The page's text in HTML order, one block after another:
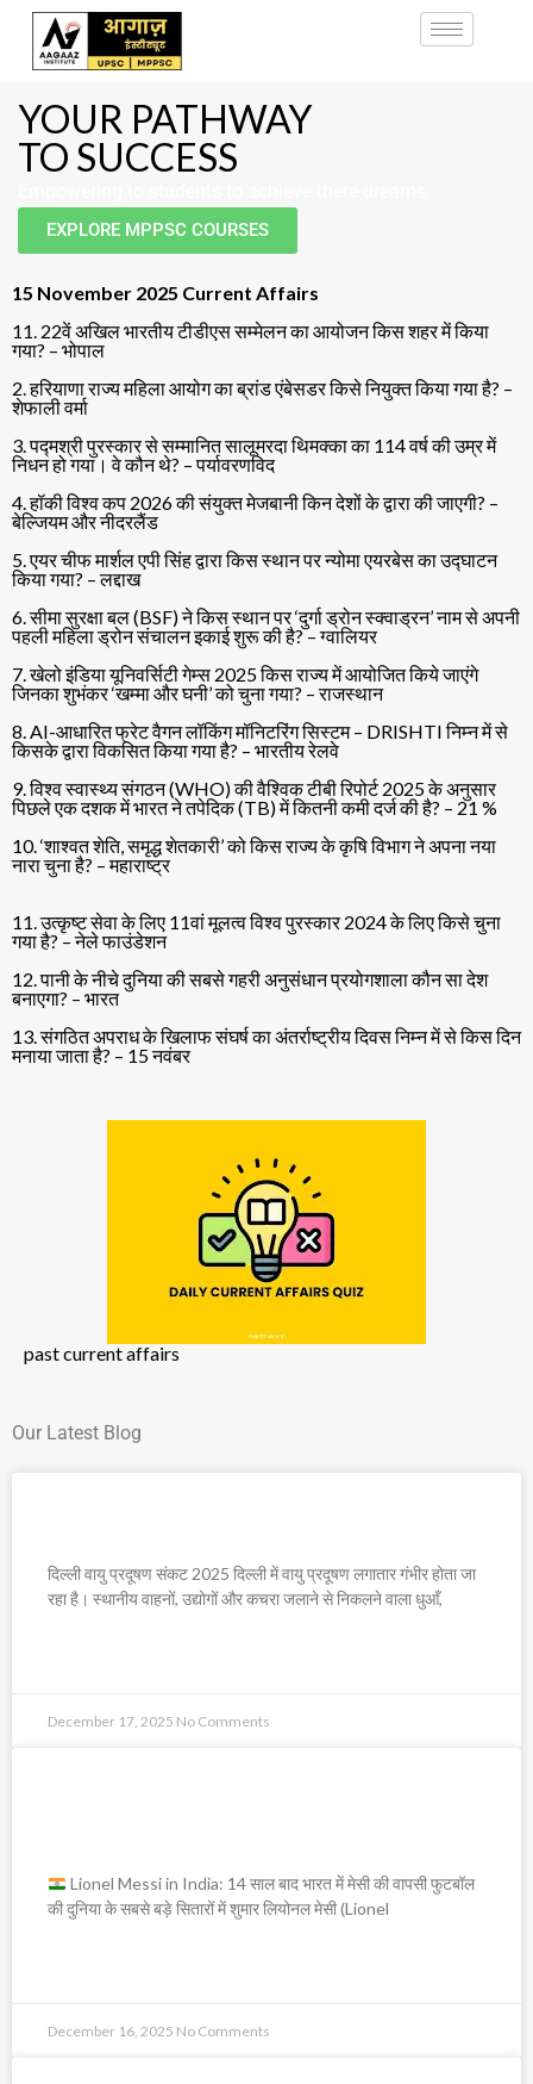
YOUR PATHWAY
TO SUCCESS
EXPLORE MPPSC COURSES
15 November 2025 Current Affairs
11. 22वें अखिल भारतीय टीडीएस सम्मेलन का आयोजन किस शहर में किया
गया? – भोपाल
2. हरियाणा राज्य महिला आयोग का ब्रांड एंबेसडर किसे नियुक्त किया गया है? –
शेफाली वर्मा
3. पद्मश्री पुरस्कार से सम्मानित सालूमरदा थिमक्का का 114 वर्ष की उम्र में
निधन हो गया। वे कौन थे? – पर्यावरणविद
4. हॉकी विश्व कप 2026 की संयुक्त मेजबानी किन देशों के द्वारा की जाएगी? –
बेल्जियम और नीदरलैंड
5. एयर चीफ मार्शल एपी सिंह द्वारा किस स्थान पर न्योमा एयरबेस का उद्घाटन
किया गया? – लद्दाख
6. सीमा सुरक्षा बल (BSF) ने किस स्थान पर ‘दुर्गा ड्रोन स्क्वाड्रन’ नाम से अपनी
पहली महिला ड्रोन संचालन इकाई शुरू की है? – ग्वालियर
7. खेलो इंडिया यूनिवर्सिटी गेम्स 2025 किस राज्य में आयोजित किये जाएंगे
जिनका शुभंकर ‘खम्मा और घनी’ को चुना गया? – राजस्थान
8. AI-आधारित फ्रेट वैगन लॉकिंग मॉनिटरिंग सिस्टम – DRISHTI निम्न में से
किसके द्वारा विकसित किया गया है? – भारतीय रेलवे
9. विश्व स्वास्थ्य संगठन (WHO) की वैश्विक टीबी रिपोर्ट 2025 के अनुसार
पिछले एक दशक में भारत ने तपेदिक (TB) में कितनी कमी दर्ज की है? – 21 %
10. ‘शाश्वत शेति, समृद्ध शेतकारी’ को किस राज्य के कृषि विभाग ने अपना नया
नारा चुना है? – महाराष्ट्र
11. उत्कृष्ट सेवा के लिए 11वां मूलत्व विश्व पुरस्कार 2024 के लिए किसे चुना
गया है? – नेले फाउंडेशन
12. पानी के नीचे दुनिया की सबसे गहरी अनुसंधान प्रयोगशाला कौन सा देश
बनाएगा? – भारत
13. संगठित अपराध के खिलाफ संघर्ष का अंतर्राष्ट्रीय दिवस निम्न में से किस दिन
मनाया जाता है? – 15 नवंबर
past current affairs
Our Latest Blog
दिल्ली वायु प्रदूषण संकट 2025 दिल्ली में वायु प्रदूषण लगातार गंभीर होता जा
रहा है। स्थानीय वाहनों, उद्योगों और कचरा जलाने से निकलने वाला धुआँ,
December 17, 2025 No Comments
Lionel Messi in India: 14 साल बाद भारत में मेसी की वापसी फुटबॉल
की दुनिया के सबसे बड़े सितारों में शुमार लियोनल मेसी (Lionel
December 16, 2025 No Comments